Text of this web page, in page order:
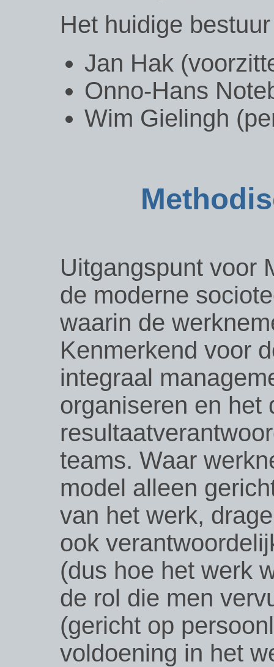
Het huidige
Jan Hak
Onno-Hans
Wim Gielingh
Uitgangspunt voor
de moderne
waarin de
Kenmerkend voor
integraal
organiseren en het
teams. Waar
model alleen
van het werk,
ook
(dus hoe het werk
de rol die men
(gericht op
voldoening in het